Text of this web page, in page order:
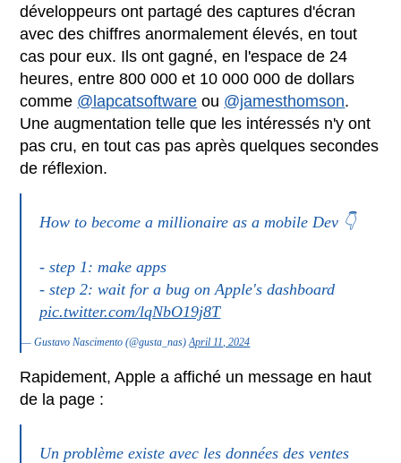
développeurs ont partagé des captures d'écran
avec des chiffres anormalement élevés, en tout
cas pour eux. Ils ont gagné, en l'espace de 24
heures, entre 800 000 et 10 000 000 de dollars
comme @lapcatsoftware ou @jamesthomson.
Une augmentation telle que les intéressés n'y ont
pas cru, en tout cas pas après quelques secondes
de réflexion.
How to become a millionaire as a mobile Dev 👇
- step 1: make apps
- step 2: wait for a bug on Apple's dashboard
pic.twitter.com/lqNbO19j8T
— Gustavo Nascimento (@gusta_nas)April 11, 2024
Rapidement, Apple a affiché un message en haut
de la page :
Un problème existe avec les données des ventes